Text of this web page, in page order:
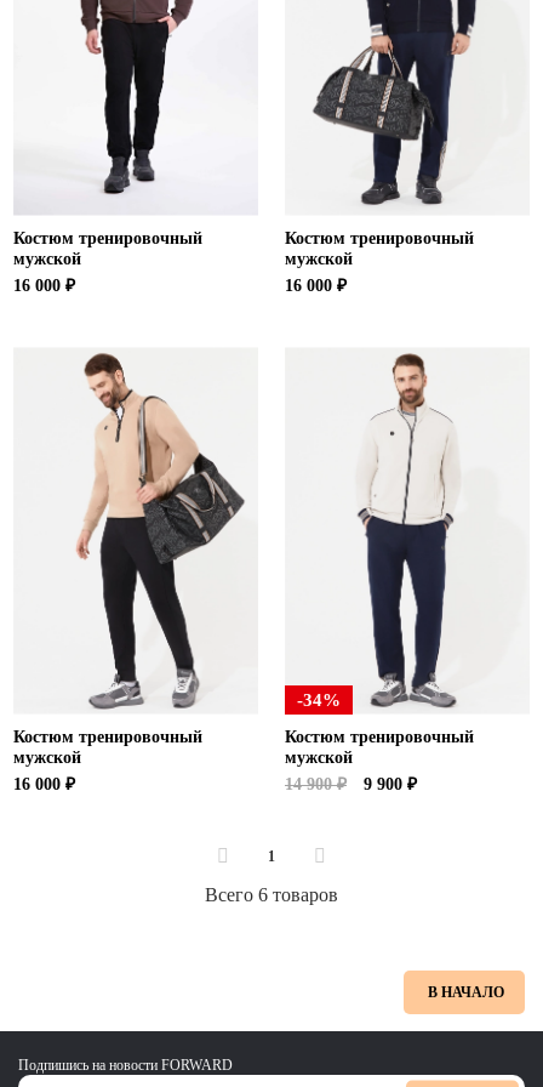
Ханты-Мансийский автономный округ (3)
Челябинская область (2)
Ямало-Ненецкий автономный округ (1)
Ярославская область (1)
Костюм тренировочный
мужской
16 000 ₽
Костюм тренировочный
мужской
16 000 ₽
Костюм тренировочный
мужской
16 000 ₽
-34%
Костюм тренировочный
мужской
14 900 ₽
9 900 ₽
1
Всего 6 товаров
В НАЧАЛО
Подпишись на новости FORWARD